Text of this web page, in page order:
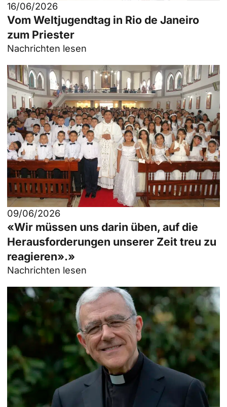
16/06/2026
Vom Weltjugendtag in Rio de Janeiro
zum Priester
Nachrichten lesen
09/06/2026
«Wir müssen uns darin üben, auf die
Herausforderungen unserer Zeit treu zu
reagieren».»
Nachrichten lesen